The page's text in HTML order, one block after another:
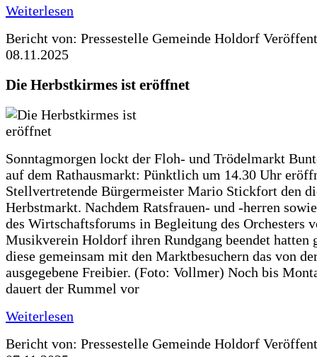
Weiterlesen
Bericht von: Pressestelle Gemeinde Holdorf
08.11.2025
Die Herbstkirmes ist eröffnet
Sonntagmorgen lockt der Floh- und Trödelmarkt
auf dem Rathausmarkt: Pünktlich um 14.30 Uhr
Stellvertretende Bürgermeister Mario Stickfort den
Herbstmarkt. Nachdem Ratsfrauen- und -herren
des Wirtschaftsforums in Begleitung des Orchesters
Musikverein Holdorf ihren Rundgang beendet hatten
diese gemeinsam mit den Marktbesuchern das von
ausgegebene Freibier. (Foto: Vollmer) Noch bis
dauert der Rummel vor
Weiterlesen
Bericht von: Pressestelle Gemeinde Holdorf